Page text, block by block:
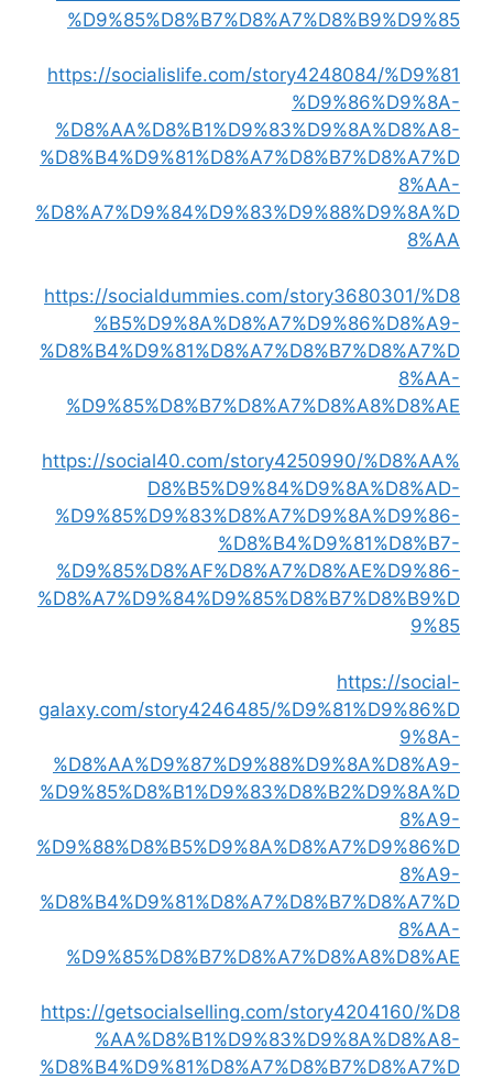
%D9%85%D8%B7%D8%A7%D8%B9%D9%85
https://socialislife.com/story4248084/%D9%81
%D9%86%D9%8A-
%D8%AA%D8%B1%D9%83%D9%8A%D8%A8-
%D8%B4%D9%81%D8%A7%D8%B7%D8%A7%D
8%AA-
%D8%A7%D9%84%D9%83%D9%88%D9%8A%D
8%AA
https://socialdummies.com/story3680301/%D8
%B5%D9%8A%D8%A7%D9%86%D8%A9-
%D8%B4%D9%81%D8%A7%D8%B7%D8%A7%D
8%AA-
%D9%85%D8%B7%D8%A7%D8%A8%D8%AE
https://social40.com/story4250990/%D8%AA%
D8%B5%D9%84%D9%8A%D8%AD-
%D9%85%D9%83%D8%A7%D9%8A%D9%86-
%D8%B4%D9%81%D8%B7-
%D9%85%D8%AF%D8%A7%D8%AE%D9%86-
%D8%A7%D9%84%D9%85%D8%B7%D8%B9%D
9%85
https://social-
galaxy.com/story4246485/%D9%81%D9%86%D
9%8A-
%D8%AA%D9%87%D9%88%D9%8A%D8%A9-
%D9%85%D8%B1%D9%83%D8%B2%D9%8A%D
8%A9-
%D9%88%D8%B5%D9%8A%D8%A7%D9%86%D
8%A9-
%D8%B4%D9%81%D8%A7%D8%B7%D8%A7%D
8%AA-
%D9%85%D8%B7%D8%A7%D8%A8%D8%AE
https://getsocialselling.com/story4204160/%D8
%AA%D8%B1%D9%83%D9%8A%D8%A8-
%D8%B4%D9%81%D8%A7%D8%B7%D8%A7%D